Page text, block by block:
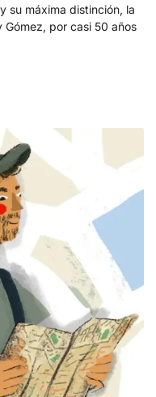
su máxima distinción, la
por casi 50 años